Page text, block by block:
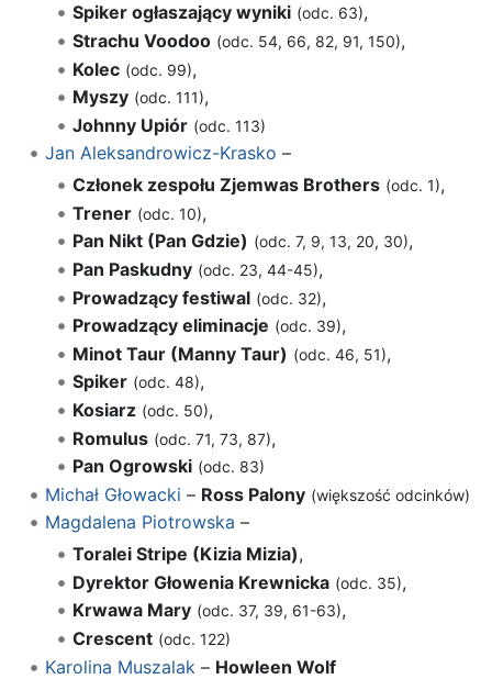
Spiker ogłaszający wyniki (odc. 63),
Strachu Voodoo (odc. 54, 66, 82, 91, 150),
Kolec (odc. 99),
Myszy (odc. 111),
Johnny Upiór (odc. 113)
Jan Aleksandrowicz-Krasko –
Członek zespołu Zjemwas Brothers (odc. 1),
Trener (odc. 10),
Pan Nikt (Pan Gdzie) (odc. 7, 9, 13, 20, 30),
Pan Paskudny (odc. 23, 44-45),
Prowadzący festiwal (odc. 32),
Prowadzący eliminacje (odc. 39),
Minot Taur (Manny Taur) (odc. 46, 51),
Spiker (odc. 48),
Kosiarz (odc. 50),
Romulus (odc. 71, 73, 87),
Pan Ogrowski (odc. 83)
Michał Głowacki – Ross Palony (większość odcinków)
Magdalena Piotrowska –
Toralei Stripe (Kizia Mizia),
Dyrektor Głowenia Krewnicka (odc. 35),
Krwawa Mary (odc. 37, 39, 61-63),
Crescent (odc. 122)
Karolina Muszalak – Howleen Wolf